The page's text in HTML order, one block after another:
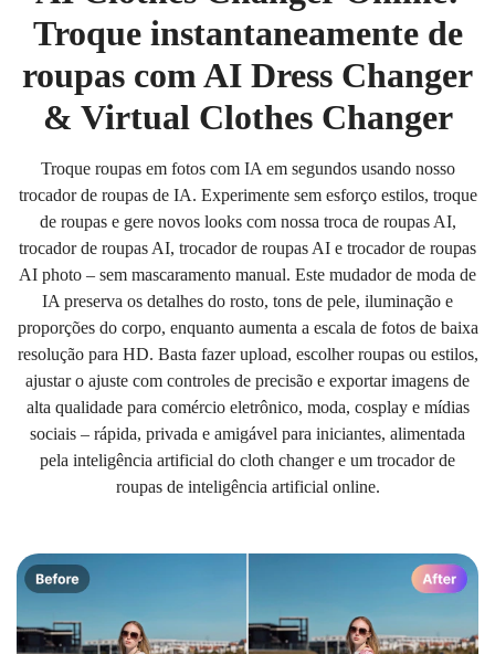
Troque instantaneamente de
roupas com AI Dress Changer
& Virtual Clothes Changer
Troque roupas em fotos com IA em segundos usando nosso
trocador de roupas de IA. Experimente sem esforço estilos, troque
de roupas e gere novos looks com nossa troca de roupas AI,
trocador de roupas AI, trocador de roupas AI e trocador de roupas
AI photo – sem mascaramento manual. Este mudador de moda de
IA preserva os detalhes do rosto, tons de pele, iluminação e
proporções do corpo, enquanto aumenta a escala de fotos de baixa
resolução para HD. Basta fazer upload, escolher roupas ou estilos,
ajustar o ajuste com controles de precisão e exportar imagens de
alta qualidade para comércio eletrônico, moda, cosplay e mídias
sociais – rápida, privada e amigável para iniciantes, alimentada
pela inteligência artificial do cloth changer e um trocador de
roupas de inteligência artificial online.